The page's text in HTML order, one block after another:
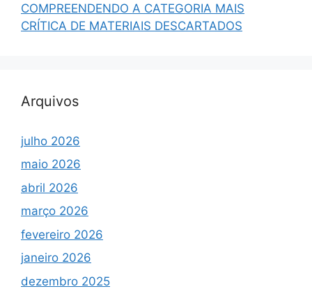
COMPREENDENDO A CATEGORIA MAIS
CRÍTICA DE MATERIAIS DESCARTADOS
Arquivos
julho 2026
maio 2026
abril 2026
março 2026
fevereiro 2026
janeiro 2026
dezembro 2025